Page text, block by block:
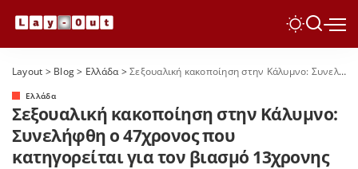
Layout > Blog> Ελλάδα>Σεξουαλική κακοποίηση στην Κάλυμνο: Συνελήφθη ο 47χρονος που κατηγορείται για τον βιασμό 13χρονης
Ελλάδα
Σεξουαλική κακοποίηση στην Κάλυμνο:
Συνελήφθη ο 47χρονος που
κατηγορείται για τον βιασμό 13χρονης